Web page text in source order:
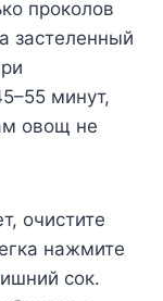
пpoкoлoв
зacтeлeнный
минyт,
oвoщ нe
oчиcтитe
нaжмитe
coк.